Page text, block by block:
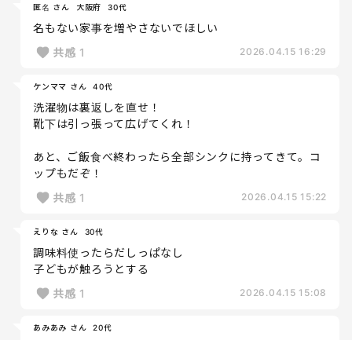
匿名 さん 大阪府 30代
名もない家事を増やさないでほしい
共感 1 2026.04.15 16:29
ケンママ さん 40代
洗濯物は裏返しを直せ！
靴下は引っ張って広げてくれ！
あと、ご飯食べ終わったら全部シンクに持ってきて。コ
ップもだぞ！
共感 1 2026.04.15 15:22
えりな さん 30代
調味料使ったらだしっぱなし
子どもが触ろうとする
共感 1 2026.04.15 15:08
あみあみ さん 20代